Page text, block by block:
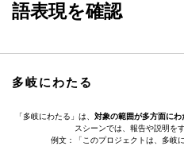
語表現を確認
多岐にわたる
「多岐にわたる」は、 対象の範囲が多方面にわ
スシーンでは、報告や説明を
例文：「このプロジェクトは、多岐